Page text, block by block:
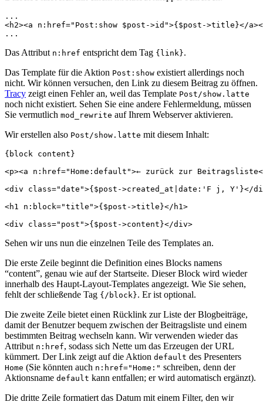
...
<h2><a n:href="Post:show $post->id">{$post->title}</
Das Attribut n:href entspricht dem Tag {link}.
Das Template für die Aktion Post:show existiert allerdings noch
nicht. Wir können versuchen, den Link zu diesem Beitrag zu öffnen.
Tracy zeigt einen Fehler an, weil das Template Post/show.latte
noch nicht existiert. Sehen Sie eine andere Fehlermeldung, müssen
Sie vermutlich mod_rewrite auf Ihrem Webserver aktivieren.
Wir erstellen also Post/show.latte mit diesem Inhalt:
{block content}
<p><a n:href="Home:default">← zurück zur
<div class="date">{$post->created_at|date:'F j, Y'}</
<h1 n:block="title">{$post->title}</h1>
Sehen wir uns nun die einzelnen Teile des Templates an.
Die erste Zeile beginnt die Definition eines Blocks namens
“content”, genau wie auf der Startseite. Dieser Block wird wieder
innerhalb des Haupt-Layout-Templates angezeigt. Wie Sie sehen,
fehlt der schließende Tag {/block}. Er ist optional.
Die zweite Zeile bietet einen Rücklink zur Liste der Blogbeiträge,
damit der Benutzer bequem zwischen der Beitragsliste und einem
bestimmten Beitrag wechseln kann. Wir verwenden wieder das
Attribut n:href, sodass sich Nette um das Erzeugen der URL
kümmert. Der Link zeigt auf die Aktion default des Presenters
Home (Sie könnten auch n:href="Home:" schreiben, denn der
Aktionsname default kann entfallen; er wird automatisch ergänzt).
Die dritte Zeile formatiert das Datum mit einem Filter, den wir